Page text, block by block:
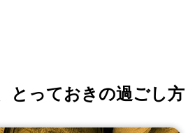
とっておきの過ごし方